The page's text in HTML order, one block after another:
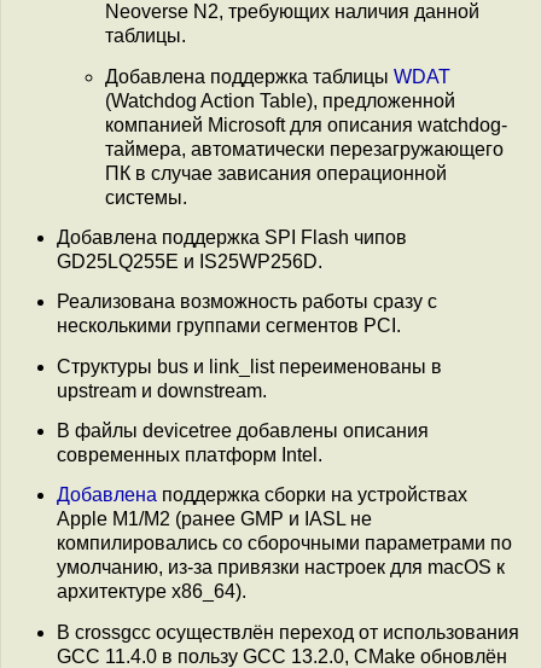
Neoverse N2, требующих наличия данной
таблицы.
Добавлена поддержка таблицы WDAT
(Watchdog Action Table), предложенной
компанией Microsoft для описания watchdog-
таймера, автоматически перезагружающего
ПК в случае зависания операционной
системы.
Добавлена поддержка SPI Flash чипов
GD25LQ255E и IS25WP256D.
Реализована возможность работы сразу с
несколькими группами сегментов PCI.
Структуры bus и link_list переименованы в
upstream и downstream.
В файлы devicetree добавлены описания
современных платформ Intel.
Добавлена поддержка сборки на устройствах
Apple M1/M2 (ранее GMP и IASL не
компилировались со сборочными параметрами по
умолчанию, из-за привязки настроек для macOS к
архитектуре x86_64).
В crossgcc осуществлён переход от использования
GCC 11.4.0 в пользу GCC 13.2.0, CMake обновлён